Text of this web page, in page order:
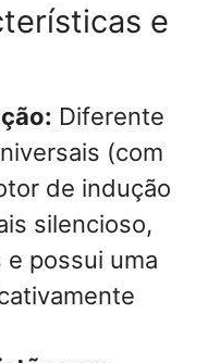
e
Diferente
(com
de indução
silencioso,
e possui uma